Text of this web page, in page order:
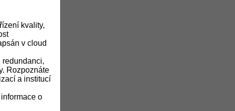
kvality,
v cloud
redundanci,
Rozpoznáte
a institucí
o